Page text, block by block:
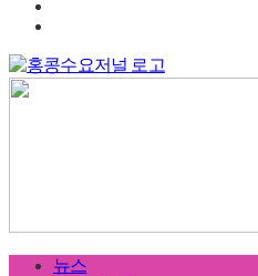
뉴스